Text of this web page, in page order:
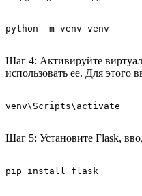
Шаг 4: Активируйте
использовать ее. Для этого
Шаг 5: Установите Flask,